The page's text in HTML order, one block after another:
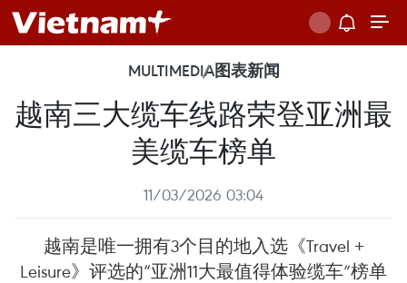
MULTIMEDIA图表新闻
越南三大缆车线路荣登亚洲最
美缆车榜单
11/03/2026 03:04
越南是唯一拥有3个目的地入选《Travel +
Leisure》评选的“亚洲11大最值得体验缆车”榜单